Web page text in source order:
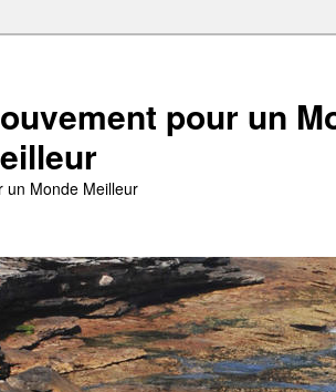
pour un
un Monde Meilleur